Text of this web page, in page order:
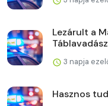
Lezárult a
3 napja
Hasznos